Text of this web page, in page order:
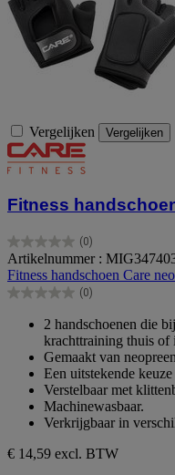
Vergelijken Vergelijken
Fitness
(0)
0.0
van
de
5
Artikelnummer :
Fitness handschoen Care
(0)
0.0
sterren.
2 handschoenen die
krachttraining thuis of
Gemaakt van
Een uitstekende
Verstelbaar met
Machinewasbaar.
Verkrijgbaar in
€ 14,59 excl. BTW